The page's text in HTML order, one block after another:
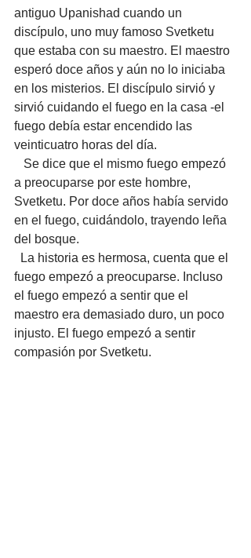
antiguo Upanishad cuando un
discípulo, uno muy famoso Svetketu
que estaba con su maestro. El maestro
esperó doce años y aún no lo iniciaba
en los misterios. El discípulo sirvió y
sirvió cuidando el fuego en la casa -el
fuego debía estar encendido las
veinticuatro horas del día.
a preocuparse por este hombre,
Svetketu. Por doce años había servido
en el fuego, cuidándolo, trayendo leña
del bosque.
fuego empezó a preocuparse. Incluso
el fuego empezó a sentir que el
maestro era demasiado duro, un poco
injusto. El fuego empezó a sentir
compasión por Svetketu.